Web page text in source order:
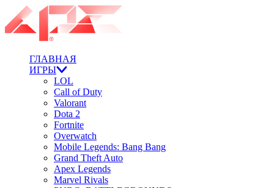
ГЛАВНАЯ
ИГРЫ
LOL
Call of Duty
Valorant
Dota 2
Fortnite
Overwatch
Mobile Legends: Bang Bang
Grand Theft Auto
Apex Legends
Marvel Rivals